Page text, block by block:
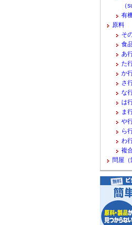
（
有
原料
そ
食
あ
た
か
さ
な
は
ま
や
ら
わ
複
問屋（